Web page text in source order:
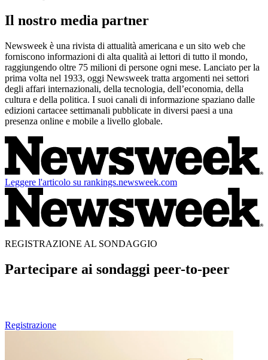
Il nostro media partner
Newsweek è una rivista di attualità americana e un sito web che
forniscono informazioni di alta qualità ai lettori di tutto il mondo,
raggiungendo oltre 75 milioni di persone ogni mese. Lanciato per la
prima volta nel 1933, oggi Newsweek tratta argomenti nei settori
degli affari internazionali, della tecnologia, dell’economia, della
cultura e della politica. I suoi canali di informazione spaziano dalle
edizioni cartacee settimanali pubblicate in diversi paesi a una
presenza online e mobile a livello globale.
Leggere l'articolo su rankings.newsweek.com
REGISTRAZIONE AL SONDAGGIO
Partecipare ai sondaggi peer-to-peer
Registrazione